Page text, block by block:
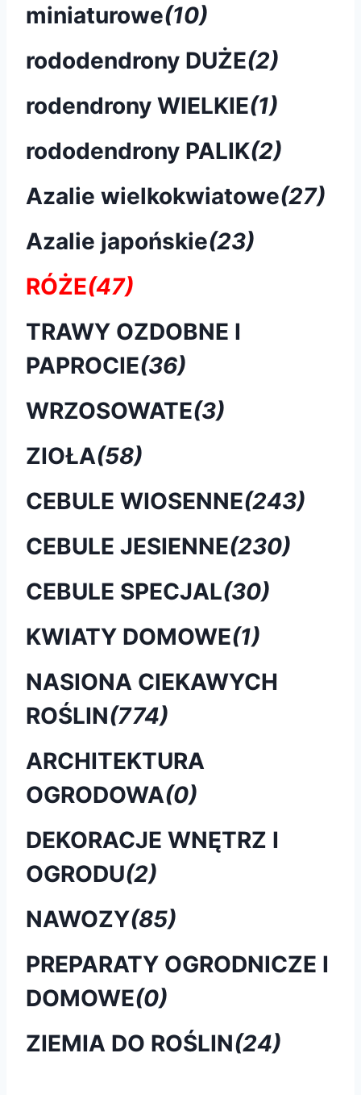
miniaturowe(10)
rododendrony DUŻE(2)
rodendrony WIELKIE(1)
rododendrony PALIK(2)
Azalie wielkokwiatowe(27)
Azalie japońskie(23)
RÓŻE(47)
TRAWY OZDOBNE I
PAPROCIE(36)
WRZOSOWATE(3)
ZIOŁA(58)
CEBULE WIOSENNE(243)
CEBULE JESIENNE(230)
CEBULE SPECJAL(30)
KWIATY DOMOWE(1)
NASIONA CIEKAWYCH
ROŚLIN(774)
ARCHITEKTURA
OGRODOWA(0)
DEKORACJE WNĘTRZ I
OGRODU(2)
NAWOZY(85)
PREPARATY OGRODNICZE I
DOMOWE(0)
ZIEMIA DO ROŚLIN(24)